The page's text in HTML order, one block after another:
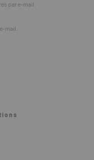
par e-mail.
mail.